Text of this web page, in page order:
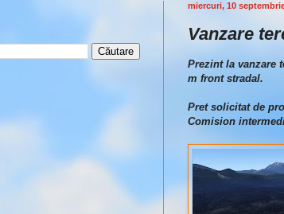
miercuri, 10
Vanzare
Prezint la vanzare
m front stradal.
Pret solicitat de
Comision